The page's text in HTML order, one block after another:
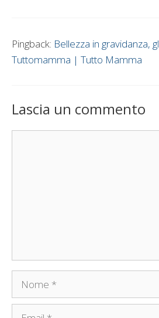
Pingback: Bellezza in gravidanza,
Tuttomamma | Tutto Mamma
Lascia un commento